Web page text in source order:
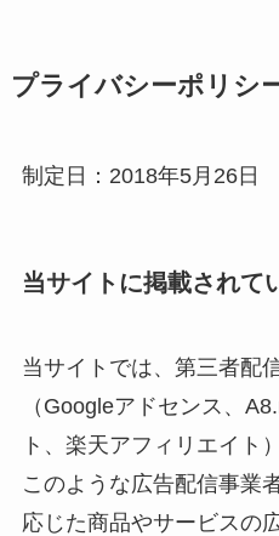
プライバシーポリシ
制定日：2018年5月26日
当サイトに掲載されて
当サイトでは、第三者配
（Googleアドセンス、
ト、楽天アフィリエイト
このような広告配信事業
応じた商品やサービスの